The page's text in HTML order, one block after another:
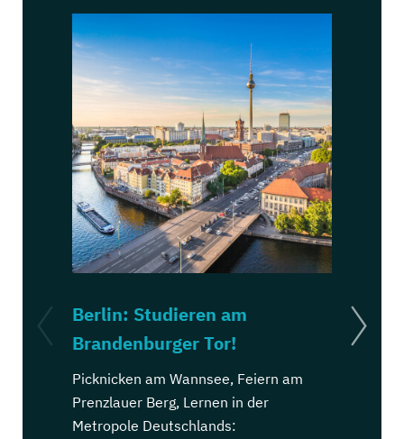
Berlin: Studieren am
Brandenburger Tor!
Picknicken am Wannsee, Feiern am
Prenzlauer Berg, Lernen in der
Metropole Deutschlands:
Köln:
Dom!